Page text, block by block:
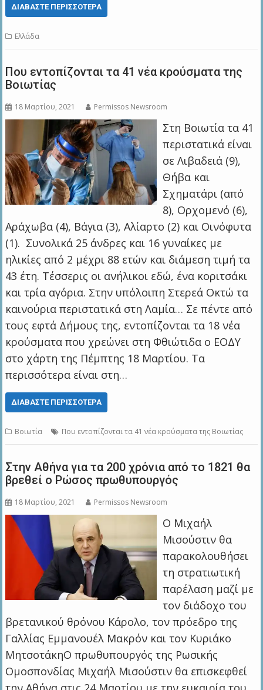
ΔΙΑΒΆΣΤΕ ΠΕΡΙΣΣΌΤΕΡΑ
Ελλάδα
Που εντοπίζονται τα 41 νέα κρούσματα της
Βοιωτίας
18 Μαρτίου, 2021 Permissos Newsroom
Στη Βοιωτία τα 41
περιστατικά είναι
σε Λιβαδειά (9),
Θήβα και
Σχηματάρι (από
8), Ορχομενό (6),
Αράχωβα (4), Βάγια (3), Αλίαρτο (2) και Οινόφυτα
(1). Συνολικά 25 άνδρες και 16 γυναίκες με
ηλικίες από 2 μέχρι 88 ετών και διάμεση τιμή τα
43 έτη. Τέσσερις οι ανήλικοι εδώ, ένα κοριτσάκι
και τρία αγόρια. Στην υπόλοιπη Στερεά Οκτώ τα
καινούρια περιστατικά στη Λαμία… Σε πέντε από
τους εφτά Δήμους της, εντοπίζονται τα 18 νέα
κρούσματα που χρεώνει στη Φθιώτιδα ο ΕΟΔΥ
στο χάρτη της Πέμπτης 18 Μαρτίου. Τα
περισσότερα είναι στη…
ΔΙΑΒΆΣΤΕ ΠΕΡΙΣΣΌΤΕΡΑ
Βοιωτία Που εντοπίζονται τα 41 νέα κρούσματα της Βοιωτίας
Στην Αθήνα για τα 200 χρόνια από το 1821 θα
βρεθεί ο Ρώσος πρωθυπουργός
18 Μαρτίου, 2021 Permissos Newsroom
Ο Μιχαήλ
Μισούστιν θα
παρακολουθήσει
τη στρατιωτική
παρέλαση μαζί με
τον διάδοχο του
βρετανικού θρόνου Κάρολο, τον πρόεδρο της
Γαλλίας Εμμανουέλ Μακρόν και τον Κυριάκο
ΜητσοτάκηΟ πρωθυπουργός της Ρωσικής
Ομοσπονδίας Μιχαήλ Μισούστιν θα επισκεφθεί